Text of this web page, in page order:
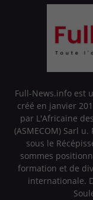
Full-News.info est
créé en janvier
par L'Africaine
(ASMECOM) Sarl
sous le
sommes
formation et de
internationale.